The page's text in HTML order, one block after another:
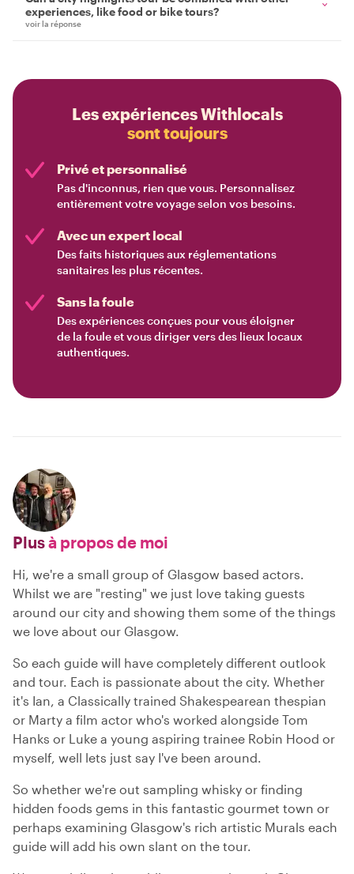
experiences, like food or bike tours?
voir la réponse
Les expériences Withlocals
sont toujours
Privé et personnalisé
Pas d'inconnus, rien que vous. Personnalisez
entièrement votre voyage selon vos besoins.
Avec un expert local
Des faits historiques aux réglementations
sanitaires les plus récentes.
Sans la foule
Des expériences conçues pour vous éloigner
de la foule et vous diriger vers des lieux locaux
authentiques.
Plusà propos de moi
Hi, we're a small group of Glasgow based actors.
Whilst we are "resting" we just love taking guests
around our city and showing them some of the things
we love about our Glasgow.
So each guide will have completely different outlook
and tour. Each is passionate about the city. Whether
it's Ian, a Classically trained Shakespearean thespian
or Marty a film actor who's worked alongside Tom
Hanks or Luke a young aspiring trainee Robin Hood or
myself, well lets just say I've been around.
So whether we're out sampling whisky or finding
hidden foods gems in this fantastic gourmet town or
perhaps examining Glasgow's rich artistic Murals each
guide will add his own slant on the tour.